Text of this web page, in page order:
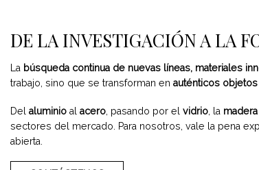
DE LA INVESTIGACIÓN A LA
La búsqueda continua de nuevas líneas, materiales
trabajo, sino que se transforman en auténticos objetos
Del aluminio al acero , pasando por el vidrio , la madera
sectores del mercado. Para nosotros, vale la pena
abierta.